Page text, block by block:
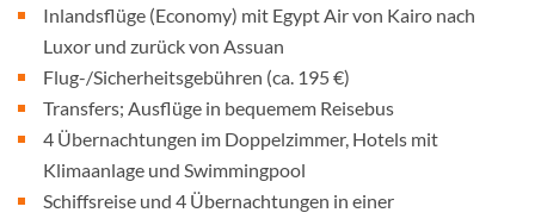
Inlandsflüge (Economy) mit Egypt Air von Kairo nach
Luxor und zurück von Assuan
Flug-/Sicherheitsgebühren (ca. 195 €)
Transfers; Ausflüge in bequemem Reisebus
4 Übernachtungen im Doppelzimmer, Hotels mit
Klimaanlage und Swimmingpool
Schiffsreise und 4 Übernachtungen in einer